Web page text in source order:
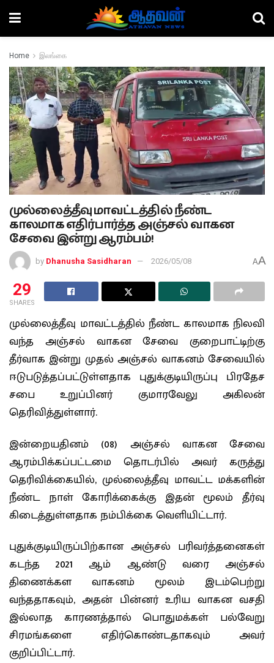
Home இலங்கை
முல்லைத்தீவு மாவட்டத்தில் நீண்ட
காலமாக எதிர்பார்த்த அஞ்சல் வாகன
சேவை இன்று ஆரம்பம்!
by Dhanusha Sasidharan 2026/05/08 AA
29
SHARES
முல்லைத்தீவு மாவட்டத்தில் நீண்ட காலமாக நிலவி
வந்த அஞ்சல் வாகன சேவை குறைபாட்டிற்கு
தீர்வாக இன்று முதல் அஞ்சல் வாகனம் சேவையில்
ஈடுபடுத்தப்பட்டுள்ளதாக புதுக்குடியிருப்பு பிரதேச
சபை உறுப்பினர் குமாரவேலு அகிலன்
தெரிவித்துள்ளார்.
இன்றையதினம் (08) அஞ்சல் வாகன சேவை
ஆரம்பிக்கப்பட்டமை தொடர்பில் அவர் கருத்து
தெரிவிக்கையில், முல்லைத்தீவு மாவட்ட மக்களின்
நீண்ட நாள் கோரிக்கைக்கு இதன் மூலம் தீர்வு
கிடைத்துள்ளதாக நம்பிக்கை வெளியிட்டார்.
புதுக்குடியிருப்பிற்கான அஞ்சல் பரிவர்த்தனைகள்
கடந்த 2021 ஆம் ஆண்டு வரை அஞ்சல்
திணைக்கள வாகனம் மூலம் இடம்பெற்று
வந்ததாகவும், அதன் பின்னர் உரிய வாகன வசதி
இல்லாத காரணத்தால் பொதுமக்கள் பல்வேறு
சிரமங்களை எதிர்கொண்டதாகவும் அவர்
குறிப்பிட்டார்.